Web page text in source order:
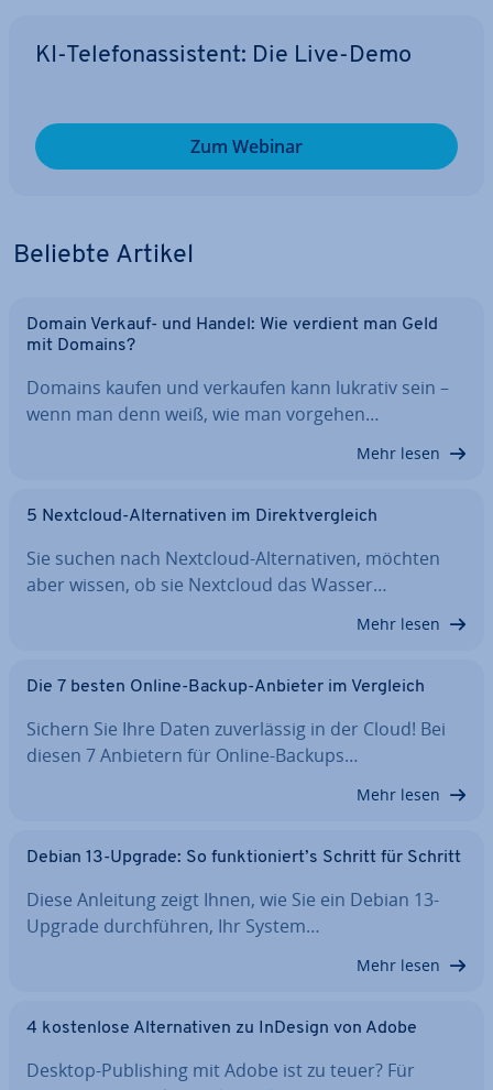
KI-Te­le­fon­as­sis­tent: Die Live-Demo
Zum Webinar
Beliebte Artikel
Domain Verkauf- und Handel: Wie verdient man Geld
mit Domains?
Domains kaufen und verkaufen kann lukrativ sein –
wenn man denn weiß, wie man vorgehen…
Mehr lesen
5 Nextcloud-Al­ter­na­ti­ven im Di­rekt­ver­gleich
Sie suchen nach Nextcloud-Al­ter­na­ti­ven, möchten
aber wissen, ob sie Nextcloud das Wasser…
Mehr lesen
Die 7 besten Online-Backup-Anbieter im Vergleich
Sichern Sie Ihre Daten zu­ver­läs­sig in der Cloud! Bei
diesen 7 Anbietern für Online-Backups…
Mehr lesen
Debian 13-Upgrade: So funk­tio­niert’s Schritt für Schritt
Diese Anleitung zeigt Ihnen, wie Sie ein Debian 13-
Upgrade durch­füh­ren, Ihr System…
Mehr lesen
4 kos­ten­lo­se Al­ter­na­ti­ven zu InDesign von Adobe
Desktop-Pu­bli­shing mit Adobe ist zu teuer? Für